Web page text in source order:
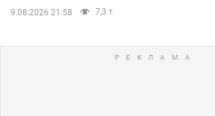
9.08.2026 21:58 7,3 т.